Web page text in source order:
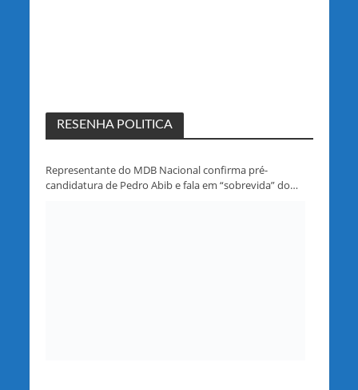
RESENHA POLITICA
Representante do MDB Nacional confirma pré-
candidatura de Pedro Abib e fala em “sobrevida” do